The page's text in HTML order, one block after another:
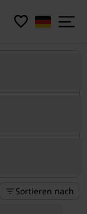
Sortieren nach